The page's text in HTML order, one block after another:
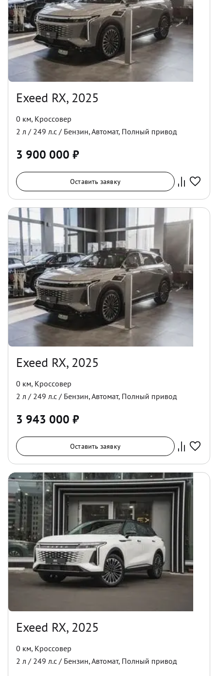
Exeed RX, 2025
0 км, Кроссовер
2 л / 249 л.с / Бензин,Автомат, Полный привод
3 900 000 ₽
Оставить заявку
Exeed RX, 2025
0 км, Кроссовер
2 л / 249 л.с / Бензин,Автомат, Полный привод
3 943 000 ₽
Оставить заявку
Exeed RX, 2025
0 км, Кроссовер
2 л / 249 л.с / Бензин,Автомат, Полный привод